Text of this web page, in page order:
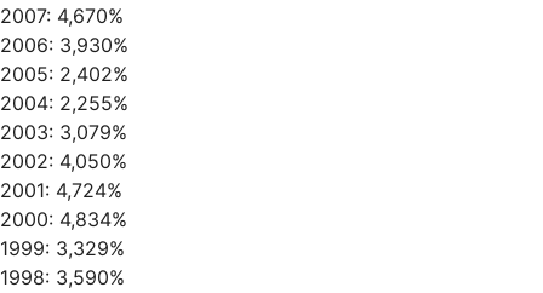
2007: 4,670%
2006: 3,930%
2005: 2,402%
2004: 2,255%
2003: 3,079%
2002: 4,050%
2001: 4,724%
2000: 4,834%
1999: 3,329%
1998: 3,590%